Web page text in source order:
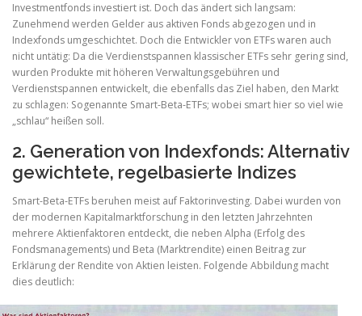
Investmentfonds investiert ist. Doch das ändert sich langsam:
Zunehmend werden Gelder aus aktiven Fonds abgezogen und in
Indexfonds umgeschichtet. Doch die Entwickler von ETFs waren auch
nicht untätig: Da die Verdienstspannen klassischer ETFs sehr gering sind,
wurden Produkte mit höheren Verwaltungsgebühren und
Verdienstspannen entwickelt, die ebenfalls das Ziel haben, den Markt
zu schlagen: Sogenannte Smart-Beta-ETFs; wobei smart hier so viel wie
„schlau“ heißen soll.
2. Generation von Indexfonds: Alternativ
gewichtete, regelbasierte Indizes
Smart-Beta-ETFs beruhen meist auf Faktorinvesting. Dabei wurden von
der modernen Kapitalmarktforschung in den letzten Jahrzehnten
mehrere Aktienfaktoren entdeckt, die neben Alpha (Erfolg des
Fondsmanagements) und Beta (Marktrendite) einen Beitrag zur
Erklärung der Rendite von Aktien leisten. Folgende Abbildung macht
dies deutlich: